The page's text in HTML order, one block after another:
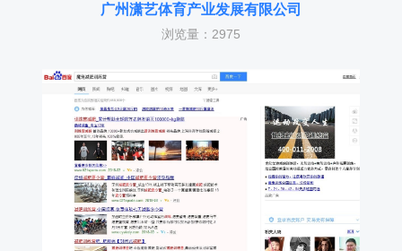
广州潇艺体育产业发展有限公司
浏览量：2975